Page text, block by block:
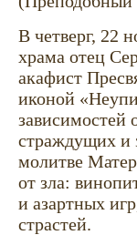
В четверг, 22
храма отец
акафист
иконой
зависимостей
страждущих и
молитве
от зла:
и азартных
страстей.